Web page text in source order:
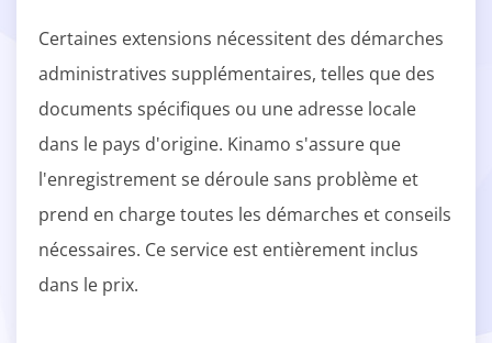
Certaines extensions nécessitent des démarches
administratives supplémentaires, telles que des
documents spécifiques ou une adresse locale
dans le pays d'origine. Kinamo s'assure que
l'enregistrement se déroule sans problème et
prend en charge toutes les démarches et conseils
nécessaires. Ce service est entièrement inclus
dans le prix.